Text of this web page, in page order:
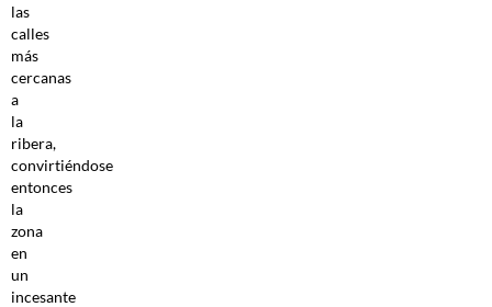
las
calles
más
cercanas
a
la
ribera,
convirtiéndose
entonces
la
zona
en
un
incesante